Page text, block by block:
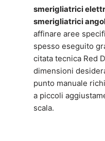
smerigliatrici
smerigliatrici
affinare aree
spesso eseguito
citata tecnica Red
dimensioni
punto manuale
a piccoli
scala.